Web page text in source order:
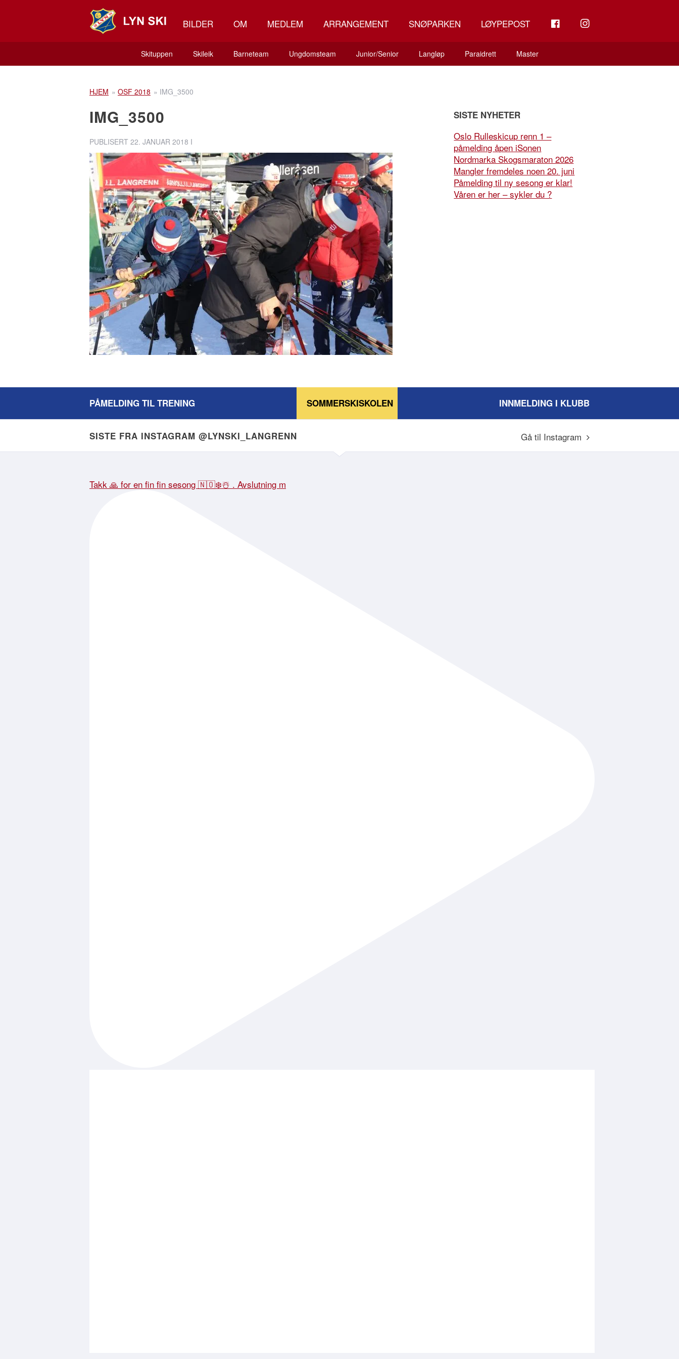
BILDER OM MEDLEM ARRANGEMENT SNØPARKEN LØYPEPOST INSTAGRAM
Skituppen Skileik Barneteam Ungdomsteam Junior/Senior Langløp Paraidrett Master
HJEM » OSF 2018 » IMG_3500
IMG_3500
PUBLISERT 22. JANUAR 2018 I
SISTE NYHETER
Oslo Rulleskicup renn 1 –
påmelding åpen iSonen
Nordmarka Skogsmaraton 2026
Mangler fremdeles noen 20. juni
Påmelding til ny sesong er klar!
Våren er her – sykler du ?
PÅMELDING TIL TRENING INNMELDING I KLUBB
SOMMERSKISKOLEN
SISTE FRA INSTAGRAM @LYNSKI_LANGRENN Gå til Instagram
Takk 🙏 for en fin fin sesong 🇳🇴❄️☃️ . Avslutning m